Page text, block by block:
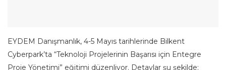
EYDEM Danışmanlık, 4-5 Mayıs tarihlerinde Bilkent
Cyberpark’ta “Teknoloji Projelerinin Başarısı için Entegre
Proje Yönetimi” eğitimi düzenliyor. Detaylar şu şekilde: